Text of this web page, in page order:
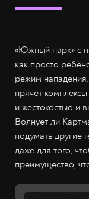
«Южный парк» с
как просто
режим
прячет
и жестокостью и
Волнует ли
подумать другие
даже для того,
преимущество,